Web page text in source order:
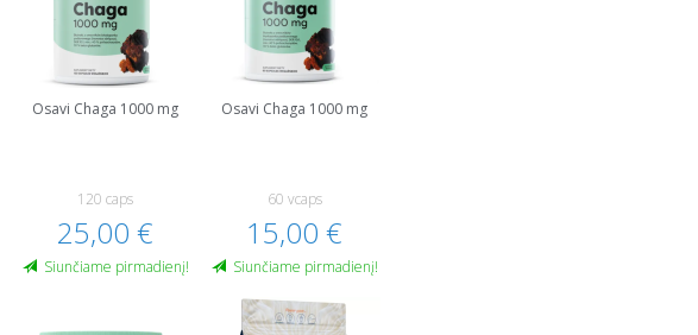
Osavi Chaga 1000 mg
120 caps
25,00 €
Siunčiame pirmadienį!
Osavi Chaga 1000 mg
60 vcaps
15,00 €
Siunčiame pirmadienį!